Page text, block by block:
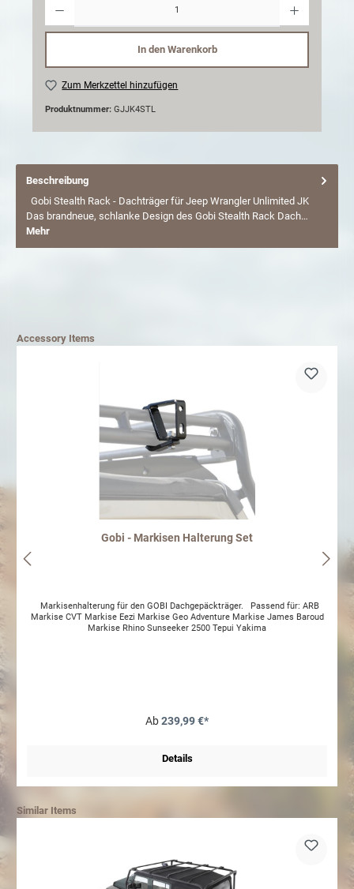
In den Warenkorb
Zum Merkzettel hinzufügen
Produktnummer: GJJK4STL
Beschreibung
Gobi Stealth Rack - Dachträger für Jeep Wrangler Unlimited JK
Das brandneue, schlanke Design des Gobi Stealth Rack Dach…
Mehr
Accessory Items
Gobi - Markisen Halterung Set
Markisenhalterung für den GOBI Dachgepäckträger. Passend für: ARB
Markise CVT Markise Eezi Markise Geo Adventure Markise James Baroud
Markise Rhino Sunseeker 2500 Tepui Yakima
Ab239,99 €*
Details
Similar Items